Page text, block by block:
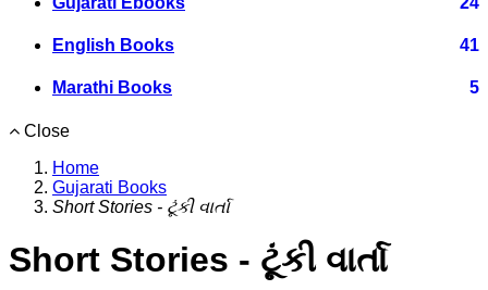
English Books 41
Marathi Books 5
Close
Home
Gujarati Books
Short Stories - ટૂંકી વાર્તા
Short Stories - ટૂંકી વાર્તા